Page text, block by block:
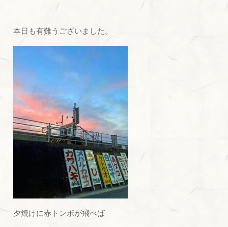
本日も有難うございました。
夕焼けに赤トンボが飛べば